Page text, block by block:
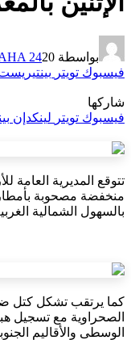
بواسطة 2420 مايو، 2024
فيسبوك تويتر
شاركها
فيسبوك تويتر لينكدإن
تتوقع المديرية العامة
منخفضة مصحوبة
بالسهول الشمالية
كما يرتقب تشكل كتل
الصحراوية مع تسجيل
الوسطى والأقاليم